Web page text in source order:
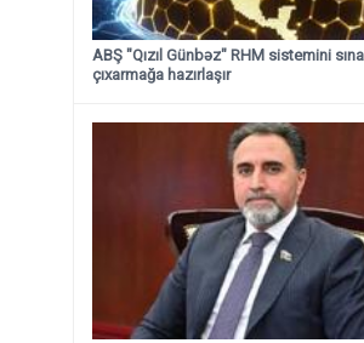
ABŞ "Qızıl Günbəz" RHM sistemini
çıxarmağa hazırlaşır